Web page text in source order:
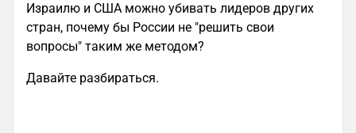
Израилю и США можно убивать лидеров других
стран, почему бы России не "решить свои
вопросы" таким же методом?
Давайте разбираться.